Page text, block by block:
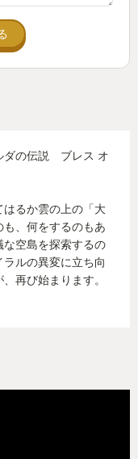
ダの伝説 ブレス オ
はるか雲の上の「大
、何をするのもあ
空島を探索するの
ルの異変に立ち向
再び始まります。